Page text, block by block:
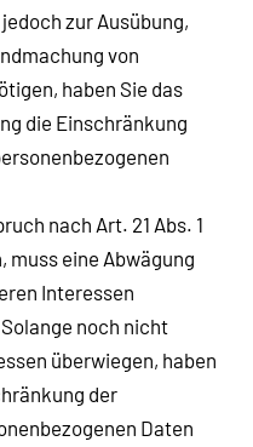
zur Ausübung,
von
haben Sie das
die Einschränkung
nach Art. 21 Abs. 1
muss eine Abwägung
Interessen
noch nicht
überwiegen, haben
der
Daten